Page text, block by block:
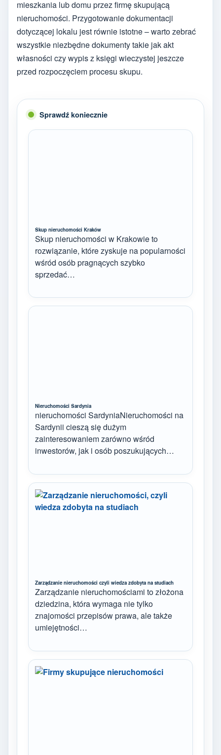
mieszkania lub domu przez firmę skupującą
nieruchomości. Przygotowanie dokumentacji
dotyczącej lokalu jest równie istotne – warto zebrać
wszystkie niezbędne dokumenty takie jak akt
własności czy wypis z księgi wieczystej jeszcze
przed rozpoczęciem procesu skupu.
Sprawdź koniecznie
Skup nieruchomości Kraków
Skup nieruchomości w Krakowie to
rozwiązanie, które zyskuje na popularności
wśród osób pragnących szybko
sprzedać…
Nieruchomości Sardynia
nieruchomości SardyniaNieruchomości na
Sardynii cieszą się dużym
zainteresowaniem zarówno wśród
inwestorów, jak i osób poszukujących…
Zarządzanie nieruchomości czyli wiedza zdobyta na studiach
Zarządzanie nieruchomościami to złożona
dziedzina, która wymaga nie tylko
znajomości przepisów prawa, ale także
umiejętności…